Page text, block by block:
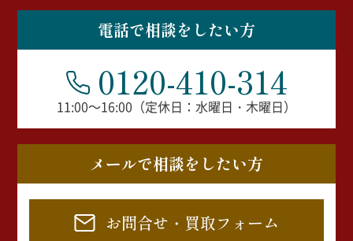
電話で相談をしたい方
0120-410-314
11:00～16:00（定休日：水曜日・木曜日）
メールで相談をしたい方
お問合せ・買取フォーム